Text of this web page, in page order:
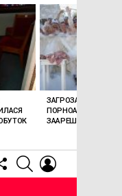
FOLLOW
US
SEARCH
ЗАГРОЗА 15 РОКІВ
ПОРНОАКТОРКА
ЗААРЕШТОВАНА НА